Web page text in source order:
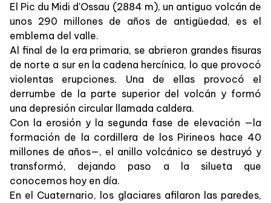
El Pic du Midi d'Ossau (2884 m), un antiguo volcán de
unos 290 millones de años de antigüedad, es el
emblema del valle.
Al final de la era primaria, se abrieron grandes fisuras
de norte a sur en la cadena hercínica, lo que provocó
violentas erupciones. Una de ellas provocó el
derrumbe de la parte superior del volcán y formó
una depresión circular llamada caldera.
Con la erosión y la segunda fase de elevación —la
formación de la cordillera de los Pirineos hace 40
millones de años—, el anillo volcánico se destruyó y
transformó, dejando paso a la silueta que
conocemos hoy en día.
En el Cuaternario, los glaciares afilaron las paredes,